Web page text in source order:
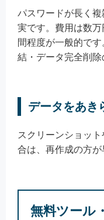
パスワードが長く
実です。費用は数
間程度が一般的で
結・データ完全削除
データをあき
スクリーンショッ
合は、再作成の方が
無料ツール